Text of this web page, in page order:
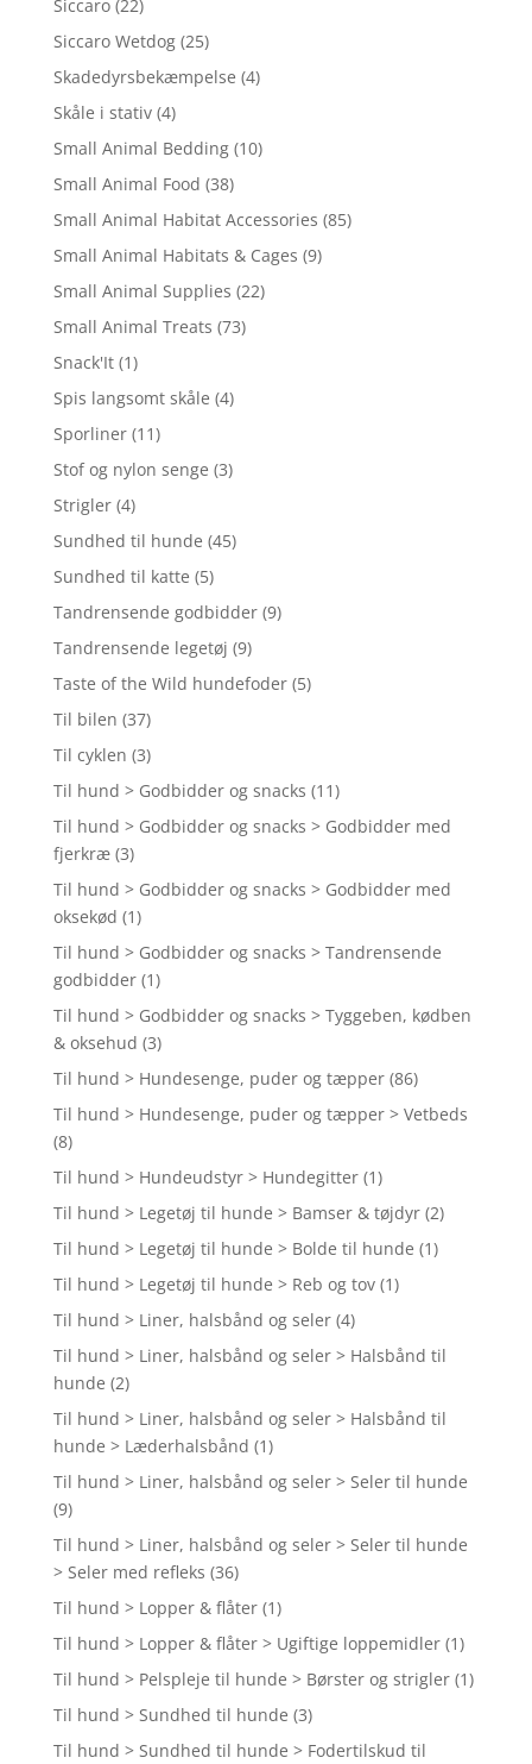
Siccaro (22)
Siccaro Wetdog (25)
Skadedyrsbekæmpelse (4)
Skåle i stativ (4)
Small Animal Bedding (10)
Small Animal Food (38)
Small Animal Habitat Accessories (85)
Small Animal Habitats & Cages (9)
Small Animal Supplies (22)
Small Animal Treats (73)
Snack'It (1)
Spis langsomt skåle (4)
Sporliner (11)
Stof og nylon senge (3)
Strigler (4)
Sundhed til hunde (45)
Sundhed til katte (5)
Tandrensende godbidder (9)
Tandrensende legetøj (9)
Taste of the Wild hundefoder (5)
Til bilen (37)
Til cyklen (3)
Til hund > Godbidder og snacks (11)
Til hund > Godbidder og snacks > Godbidder med
fjerkræ (3)
Til hund > Godbidder og snacks > Godbidder med
oksekød (1)
Til hund > Godbidder og snacks > Tandrensende
godbidder (1)
Til hund > Godbidder og snacks > Tyggeben, kødben
& oksehud (3)
Til hund > Hundesenge, puder og tæpper (86)
Til hund > Hundesenge, puder og tæpper > Vetbeds
(8)
Til hund > Hundeudstyr > Hundegitter (1)
Til hund > Legetøj til hunde > Bamser & tøjdyr (2)
Til hund > Legetøj til hunde > Bolde til hunde (1)
Til hund > Legetøj til hunde > Reb og tov (1)
Til hund > Liner, halsbånd og seler (4)
Til hund > Liner, halsbånd og seler > Halsbånd til
hunde (2)
Til hund > Liner, halsbånd og seler > Halsbånd til
hunde > Læderhalsbånd (1)
Til hund > Liner, halsbånd og seler > Seler til hunde
(9)
Til hund > Liner, halsbånd og seler > Seler til hunde
> Seler med refleks (36)
Til hund > Lopper & flåter (1)
Til hund > Lopper & flåter > Ugiftige loppemidler (1)
Til hund > Pelspleje til hunde > Børster og strigler (1)
Til hund > Sundhed til hunde (3)
Til hund > Sundhed til hunde > Fodertilskud til